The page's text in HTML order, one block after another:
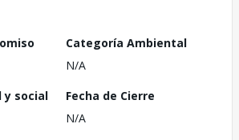
Categoría Ambiental
N/A
y social
Fecha de Cierre
N/A